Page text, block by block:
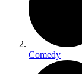
Comedy